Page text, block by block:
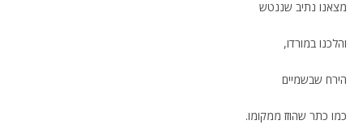
מצאנו נתיב שננטש
והלכנו במורדו,
הירח שבשמיים
כמו כתר שהוזז ממקומו.